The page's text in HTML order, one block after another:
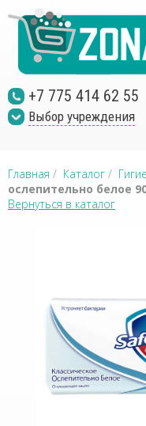
+7 775 414 62 55
Выбор учреждения
Главная / Каталог /
ослепительно белое
Вернуться в каталог